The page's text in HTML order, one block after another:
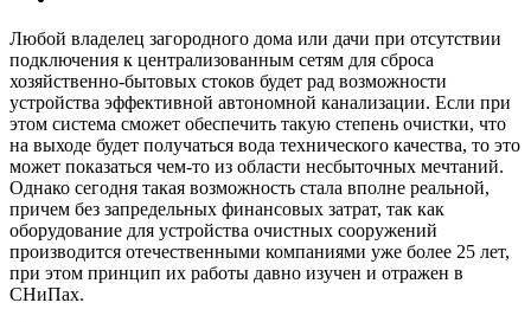
Любой владелец загородного дома или дачи при отсутствии
подключения к централизованным сетям для сброса
хозяйственно-бытовых стоков будет рад возможности
устройства эффективной автономной канализации. Если при
этом система сможет обеспечить такую степень очистки, что
на выходе будет получаться вода технического качества, то это
может показаться чем-то из области несбыточных мечтаний.
Однако сегодня такая возможность стала вполне реальной,
причем без запредельных финансовых затрат, так как
оборудование для устройства очистных сооружений
производится отечественными компаниями уже более 25 лет,
при этом принцип их работы давно изучен и отражен в
СНиПах.